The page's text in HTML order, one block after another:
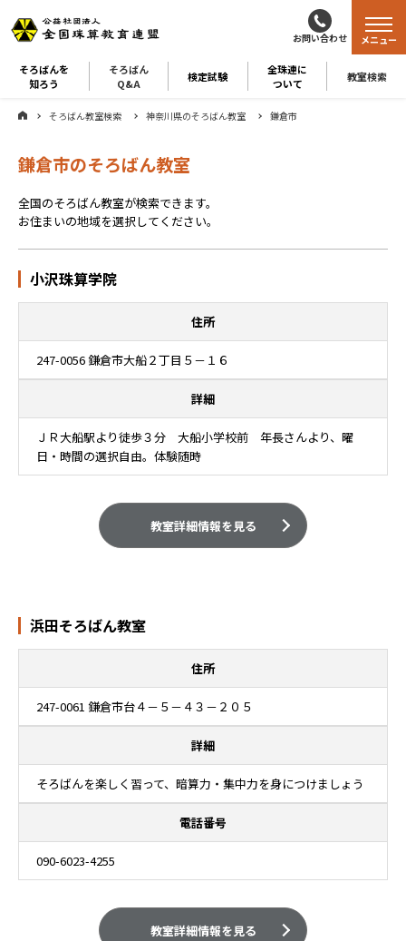
お問い合わせ
そろばんを
知ろう
そろばん
Q&A
検定試験
全珠連に
ついて
教室検索
メニュー
そろばん教室検索 神奈川県のそろばん教室 鎌倉市
鎌倉市のそろばん教室
全国のそろばん教室が検索できます。
お住まいの地域を選択してください。
小沢珠算学院
住所
247-0056 鎌倉市大船２丁目５－１６
詳細
ＪＲ大船駅より徒歩３分 大船小学校前 年長さんより、曜
日・時間の選択自由。体験随時
教室詳細情報を見る
浜田そろばん教室
住所
247-0061 鎌倉市台４－５－４３－２０５
詳細
そろばんを楽しく習って、暗算力・集中力を身につけましょう
電話番号
090-6023-4255
教室詳細情報を見る